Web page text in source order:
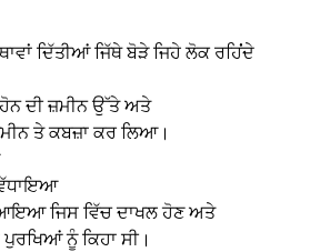
ਦਿੱਤੀਆਂ ਜਿੱਥੇ ਬੋੜੇ ਜਿਹੇ ਲੋਕ ਰਹਿਂਂਦੇ
ਦੀ ਜ਼ਮੀਨ ਉੱਤੇ ਅਤੇ
ਤੇ ਕਬਜ਼ਾ ਕਰ ਲਿਆ।
ਜਿਸ ਵਿੱਚ ਦਾਖਲ ਹੋਣ ਅਤੇ
ਨੂੰ ਕਿਹਾ ਸੀ।